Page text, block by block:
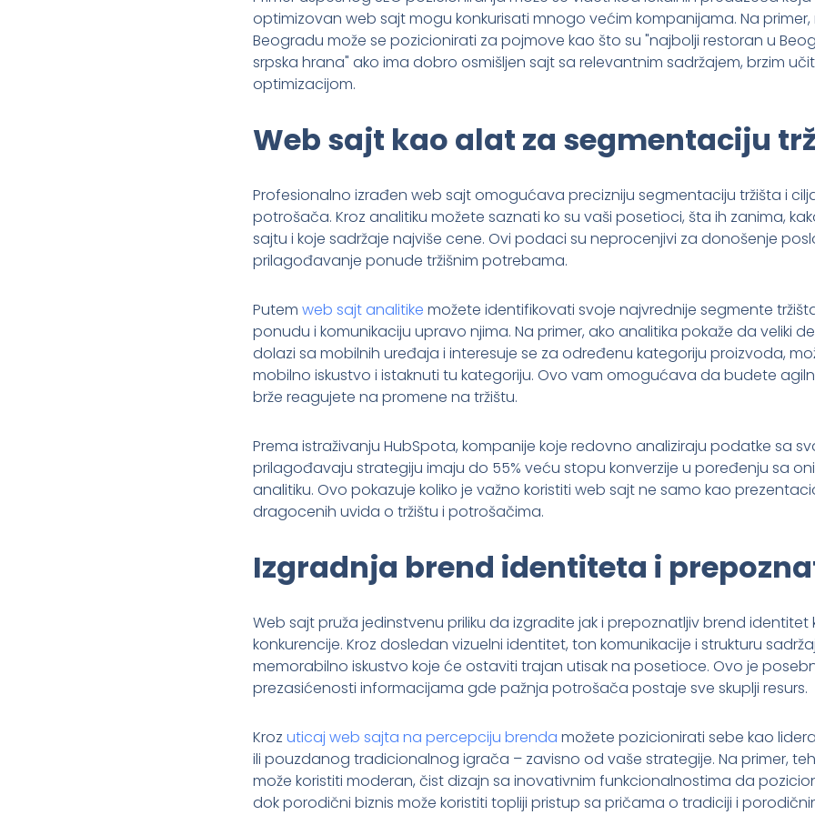
optimizovan web sajt mogu konkurisati mnogo većim kompanijama. Na
Beogradu može se pozicionirati za pojmove kao što su "najbolji restoran u
srpska hrana" ako ima dobro osmišljen sajt sa relevantnim sadržajem, brzim
optimizacijom.
Web sajt kao alat za segmentaciju
Profesionalno izrađen web sajt omogućava precizniju segmentaciju tržišta i
potrošača. Kroz analitiku možete saznati ko su vaši posetioci, šta ih zanima,
sajtu i koje sadržaje najviše cene. Ovi podaci su neprocenjivi za donošenje
prilagođavanje ponude tržišnim potrebama.
Putem web sajt analitike možete identifikovati svoje najvrednije segmente
ponudu i komunikaciju upravo njima. Na primer, ako analitika pokaže da veliki
dolazi sa mobilnih uređaja i interesuje se za određenu kategoriju proizvoda,
mobilno iskustvo i istaknuti tu kategoriju. Ovo vam omogućava da budete
brže reagujete na promene na tržištu.
Prema istraživanju HubSpota, kompanije koje redovno analiziraju podatke sa
prilagođavaju strategiju imaju do 55% veću stopu konverzije u poređenju sa
analitiku. Ovo pokazuje koliko je važno koristiti web sajt ne samo kao
dragocenih uvida o tržištu i potrošačima.
Izgradnja brend identiteta i
Web sajt pruža jedinstvenu priliku da izgradite jak i prepoznatljiv brend identitet
konkurencije. Kroz dosledan vizuelni identitet, ton komunikacije i strukturu
memorabilno iskustvo koje će ostaviti trajan utisak na posetioce. Ovo je
prezasićenosti informacijama gde pažnja potrošača postaje sve skuplji resurs.
Kroz uticaj web sajta na percepciju brenda možete pozicionirati sebe kao
ili pouzdanog tradicionalnog igrača – zavisno od vaše strategije. Na primer,
može koristiti moderan, čist dizajn sa inovativnim funkcionalnostima da
dok porodični biznis može koristiti topliji pristup sa pričama o tradiciji i